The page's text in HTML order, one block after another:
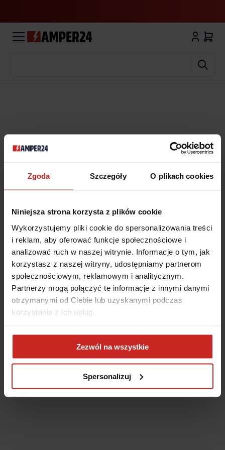
Zgoda Szczegóły O plikach cookies
Niniejsza strona korzysta z plików cookie
Wykorzystujemy pliki cookie do spersonalizowania treści
i reklam, aby oferować funkcje społecznościowe i
analizować ruch w naszej witrynie. Informacje o tym, jak
korzystasz z naszej witryny, udostępniamy partnerom
społecznościowym, reklamowym i analitycznym.
Partnerzy mogą połączyć te informacje z innymi danymi
otrzymanymi od Ciebie lub uzyskanymi podczas
korzystania z ich usług.
Zezwól na wszystkie
Spersonalizuj
browser console for more information)